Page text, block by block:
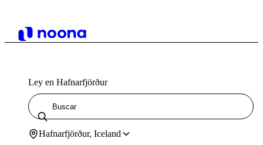
Ley en Hafnarfjörður
Hafnarfjörður, Iceland